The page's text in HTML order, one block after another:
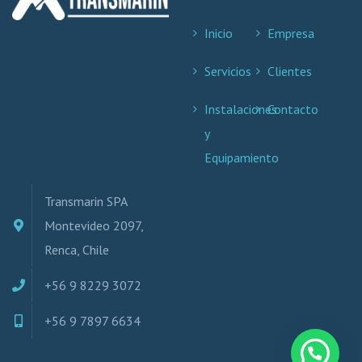
Inicio Empresa
Servicios Clientes
Instalaciones
y
Equipamiento
Contacto
Transmarin SPA
Montevideo 2097,
Renca, Chile
+56 9 8229 3072
+56 9 7897 6634